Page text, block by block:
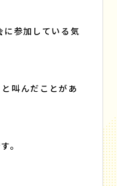
参加している気
叫んだことがあ
。